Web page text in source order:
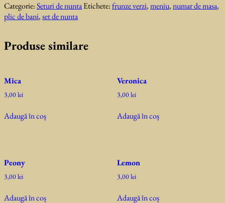
Categorie:Seturi de nuntaEtichete:frunze verzi,meniu,numar de masa,
plic de bani,set de nunta
Produse similare
Mica
3,00lei
Adaugă în coș
Veronica
3,00lei
Adaugă în coș
Peony
3,00lei
Adaugă în coș
Lemon
3,00lei
Adaugă în coș